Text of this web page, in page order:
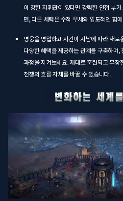
이 강한 지휘관이 있다면 강력한 인접 부
면, 다른 세력은 수적 우세와 압도적인 힘
영웅을 영입하고 시간이 지남에 따라 새
다양한 혜택을 제공하는 관계를 구축하며
과정을 지켜보세요. 제대로 훈련되고 무
전쟁의 흐름 자체를 바꿀 수 있습니다.